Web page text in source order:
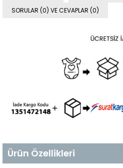
SORULAR (0) VE CEVAPLAR (0)
Ürün Özellikleri